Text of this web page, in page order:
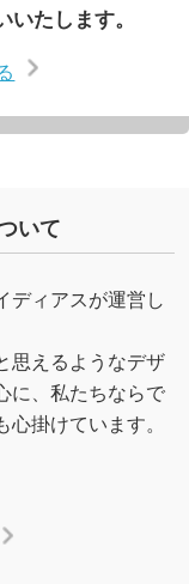
たします。
いて
ディアスが運営し
思えるようなデザ
に、私たちならで
掛けています。